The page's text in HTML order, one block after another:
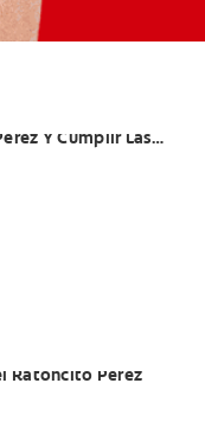
Y Cumplir Las
A
Ratoncito Pérez